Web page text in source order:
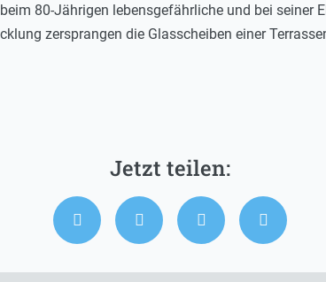
80-Jährigen lebensgefährliche und bei seiner
zersprangen die Glasscheiben einer